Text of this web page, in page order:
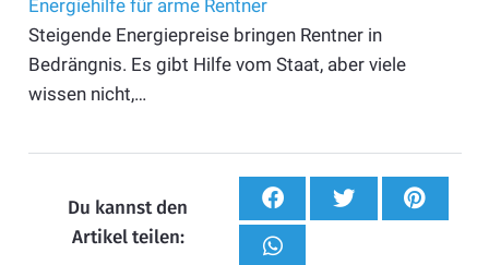
Energiehilfe für arme Rentner
Steigende Energiepreise bringen Rentner in
Bedrängnis. Es gibt Hilfe vom Staat, aber viele
wissen nicht,…
Du kannst den
Artikel teilen: